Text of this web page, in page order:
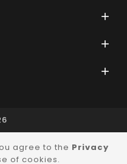



agree to the Privacy
of cookies.